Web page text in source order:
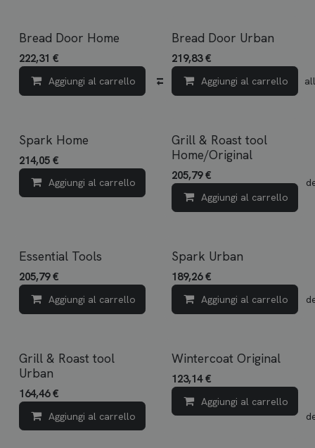
Bread Door Home
222,31 €
Aggiungi al carrello Confronta Aggiungi
Bread Door Urban
219,83€
Aggiungi al carrello
Spark Home
214,05 €
Aggiungi al carrello Aggiungi alla lista dei
Grill & Roast tool
Home/Original
205,79€
Aggiungi al carrello
Essential Tools
205,79€
Aggiungi al carrello Aggiungi alla lista dei
Spark Urban
189,26€
Aggiungi al carrello
Grill & Roast tool
Urban
164,46€
Aggiungi al carrello Aggiungi alla lista dei
Wintercoat Original
123,14€
Aggiungi al carrello